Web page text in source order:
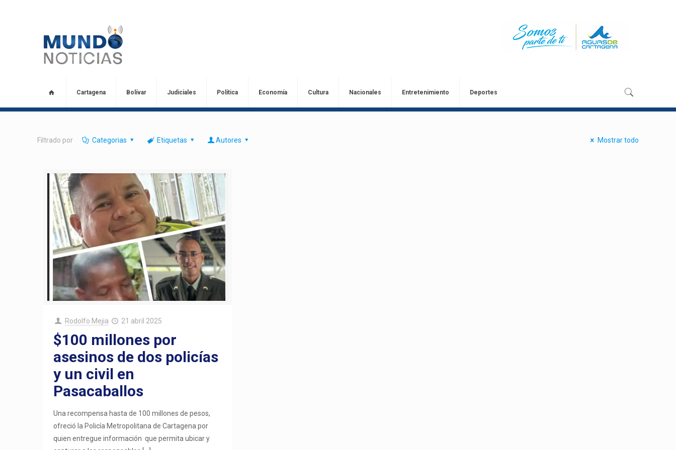
Cartagena Bolívar Judiciales Política Economía Cultura Nacionales Entretenimiento Deportes
Filtrado por Categorias Etiquetas Autores Mostrar todo
Rodolfo Mejia 21 abril 2025
$100 millones por
asesinos de dos policías
y un civil en
Pasacaballos
Una recompensa hasta de 100 millones de pesos,
ofreció la Policía Metropolitana de Cartagena por
quien entregue información que permita ubicar y